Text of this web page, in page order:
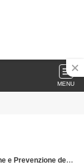
MENU
nell'apposita sezione della dichiarazione dei redditi e firmate